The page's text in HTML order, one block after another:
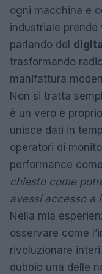
ogni macchina e
industriale
parlando del
trasformando
manifattura
Non si tratta
è un vero e
unisce dati in
operatori di
performance
chiesto come
avessi accesso a
Nella mia
osservare come
rivoluzionare
dubbio una delle